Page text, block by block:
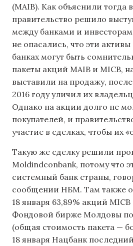
(MAIB). Как объяснили тогда
правительство решило
между банками и
не опасались, что эти
банках могут быть
пакеты акций MAIB и MICB,
выставили на продажу,
2016 году уличил их
Однако на акции долго не
покупателей, и
участие в сделках, чтобы их
Такую же сделку решили
Moldindconbank, потому что
системный банк страны,
сообщении НБМ. Там также
18 января 63,89% акций
Фондовой бирже Молдовы по
(общая стоимость пакета —
18 января Нацбанк